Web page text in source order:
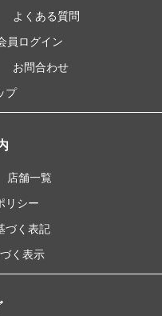
よくある質問
員ログイン
お問合わせ
プ
店舗一覧
リシー
づく表記
く表示